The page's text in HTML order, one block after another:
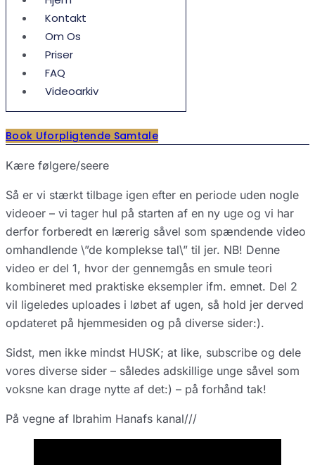
Kontakt
Om Os
Priser
FAQ
Videoarkiv
Book Uforpligtende Samtale
Kære følgere/seere
Så er vi stærkt tilbage igen efter en periode uden nogle
videoer – vi tager hul på starten af en ny uge og vi har
derfor forberedt en lærerig såvel som spændende video
omhandlende \”de komplekse tal\” til jer. NB! Denne
video er del 1, hvor der gennemgås en smule teori
kombineret med praktiske eksempler ifm. emnet. Del 2
vil ligeledes uploades i løbet af ugen, så hold jer derved
opdateret på hjemmesiden og på diverse sider:).
Sidst, men ikke mindst HUSK; at like, subscribe og dele
vores diverse sider – således adskillige unge såvel som
voksne kan drage nytte af det:) – på forhånd tak!
På vegne af Ibrahim Hanafs kanal///